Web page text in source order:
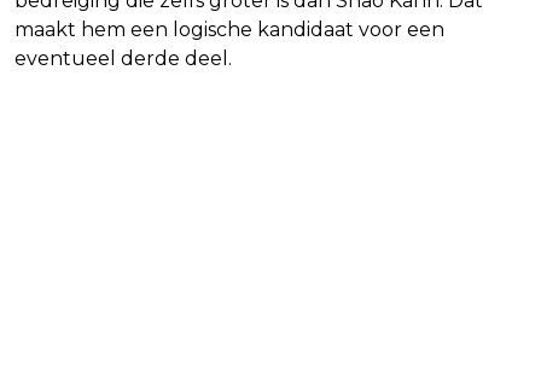
maakt hem een logische kandidaat voor een
eventueel derde deel.